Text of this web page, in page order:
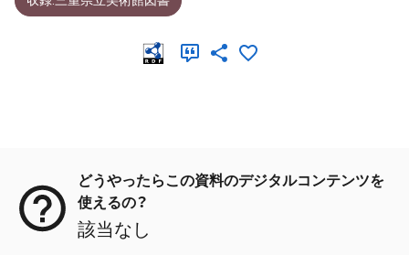
どうやったらこの資料のデジタルコンテンツを
使えるの？
該当なし